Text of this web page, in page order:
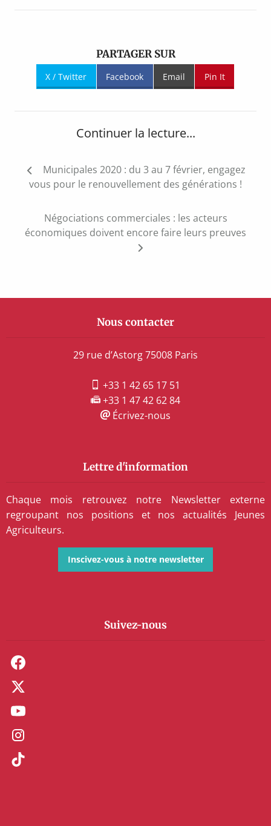
PARTAGER SUR
X / Twitter Facebook Email Pin It
Continuer la lecture...
Navigation
de
Municipales 2020 : du 3 au 7 février, engagez
vous pour le renouvellement des générations !
Négociations commerciales : les acteurs
économiques doivent encore faire leurs preuves
Nous contacter
29 rue d’Astorg 75008 Paris
+33 1 42 65 17 51
+33 1 47 42 62 84
Écrivez-nous
Lettre d'information
Chaque mois retrouvez notre Newsletter externe
regroupant nos positions et nos actualités Jeunes
Agriculteurs.
Inscivez-vous à notre newsletter
Suivez-nous